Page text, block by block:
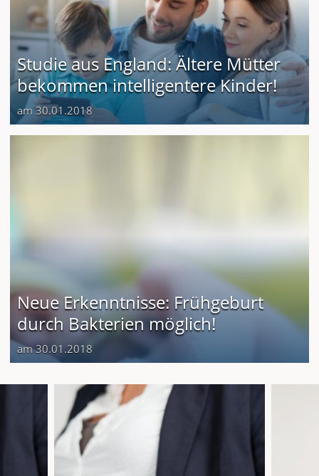
Studie aus England: Ältere Mütter
bekommen intelligentere Kinder!
am 30.01.2018
Neue Erkenntnisse: Frühgeburt
durch Bakterien möglich!
am 30.01.2018